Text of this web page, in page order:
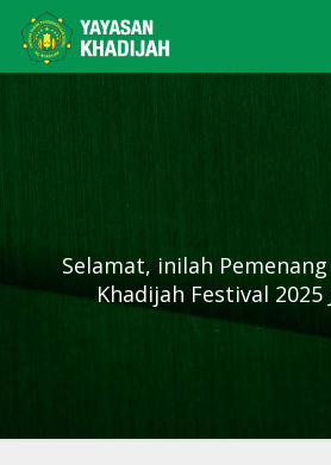
Selamat, inilah
Khadijah Festival 2025